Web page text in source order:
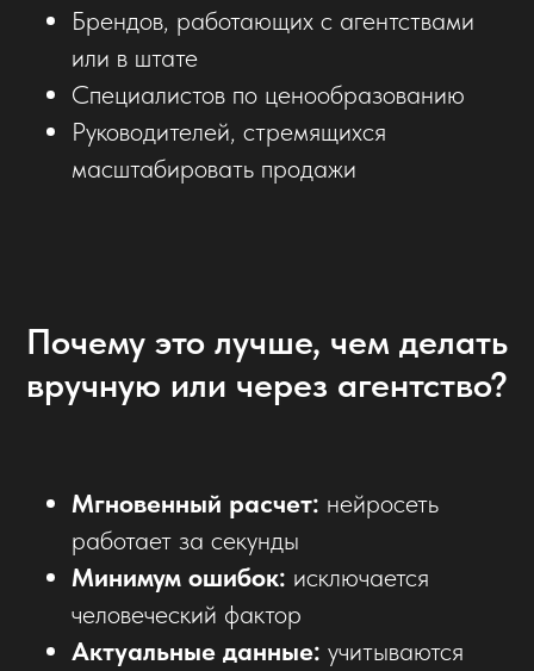
Брендов, работающих с агентствами
или в штате
Специалистов по ценообразованию
Руководителей, стремящихся
масштабировать продажи
Почему это лучше, чем делать
вручную или через агентство?
Мгновенный расчет: нейросеть
работает за секунды
Минимум ошибок: исключается
человеческий фактор
Актуальные данные: учитываются